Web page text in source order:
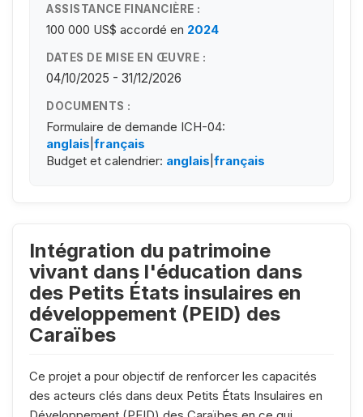
ASSISTANCE FINANCIÈRE :
100 000 US$ accordé en 2024
DATES DE MISE EN ŒUVRE :
04/10/2025 - 31/12/2026
DOCUMENTS :
Formulaire de demande ICH-04:
anglais français
Budget et calendrier: anglais français
Intégration du patrimoine
vivant dans l'éducation dans
des Petits États insulaires en
développement (PEID) des
Caraïbes
Ce projet a pour objectif de renforcer les capacités
des acteurs clés dans deux Petits États Insulaires en